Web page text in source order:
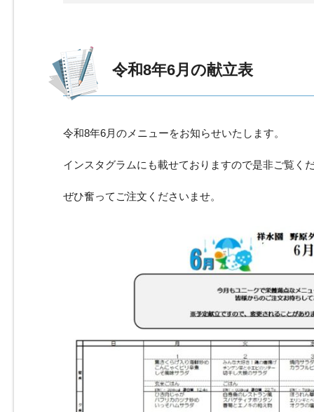
令和8年6月の献立表
令和8年6月のメニューをお知らせいたします。
インスタグラムにも載せておりますので是非ご覧く
ぜひ奮ってご注文くださいませ。